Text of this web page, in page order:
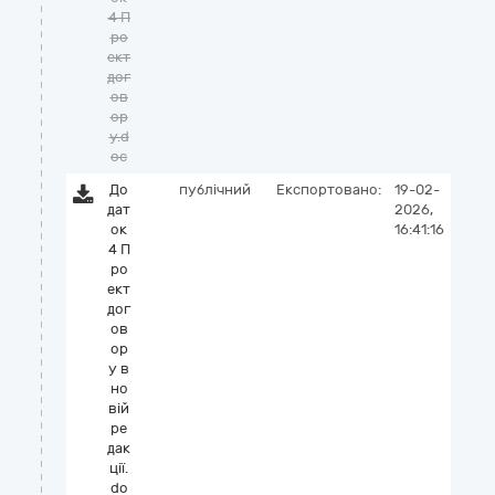
4 П
ро
ект
дог
ов
ор
у.d
oc
До
дат
ок
4 П
ро
ект
дог
ов
ор
у в
но
вій
ре
дак
ції.
do
публічний Експортовано:
19-02-
2026,
16:41:16